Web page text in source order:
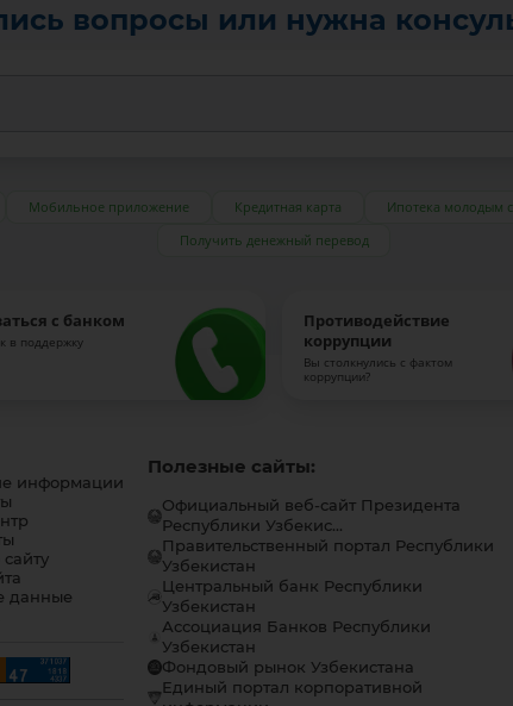
вопросы или нужна
Мобильное приложение Кредитная карта Ипотека молодым
Получить денежный перевод
с банком
в поддержку
Противодействие
коррупции
Вы столкнулись с фактом
коррупции?
информации
данные
Полезные сайты:
Официальный веб-сайт Президента
Республики Узбекис...
Правительственный портал Республики
Узбекистан
Центральный банк Республики
Узбекистан
Ассоциация Банков Республики
Узбекистан
Фондовый рынок Узбекистана
Единый портал корпоративной